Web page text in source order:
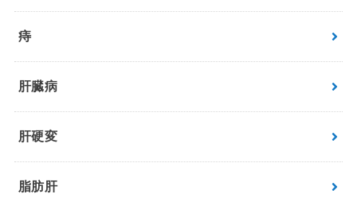
痔
肝臓病
肝硬変
脂肪肝